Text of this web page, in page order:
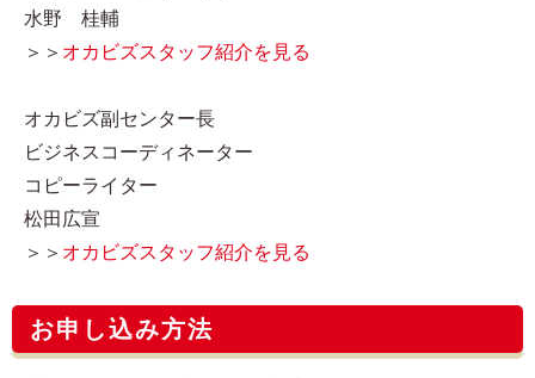
水野 桂輔
＞＞ オカビズスタッフ紹介を見る
オカビズ副センター長
ビジネスコーディネーター
コピーライター
松田広宣
＞＞ オカビズスタッフ紹介を見る
お申し込み方法